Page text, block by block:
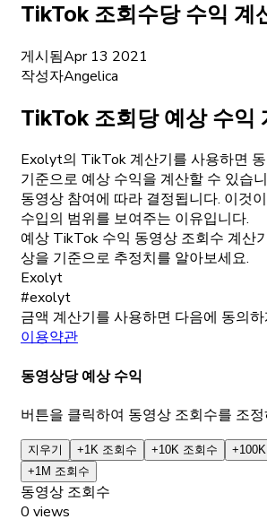
TikTok 조회수당 수익 계
게시됨Apr 13 2021
작성자Angelica
TikTok 조회당 예상 수익
Exolyt의 TikTok 계산기를 사용하면
기준으로 예상 수익을 계산할 수 있습
동영상 참여에 따라 결정됩니다. 이것
수입의 범위를 보여주는 이유입니다.
예상 TikTok 수익 동영상 조회수 계산
상을 기준으로 추정치를 알아보세요.
Exolyt
#exolyt
금액 계산기를 사용하면 다음에 동의
이용약관
동영상당 예상 수익
버튼을 클릭하여 동영상 조회수를 조
지우기 +1K 조회수 +10K 조회수
+1M 조회수
동영상 조회수
0 views